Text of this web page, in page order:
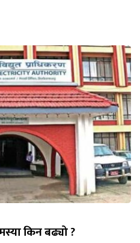
किन बढ्यो ?